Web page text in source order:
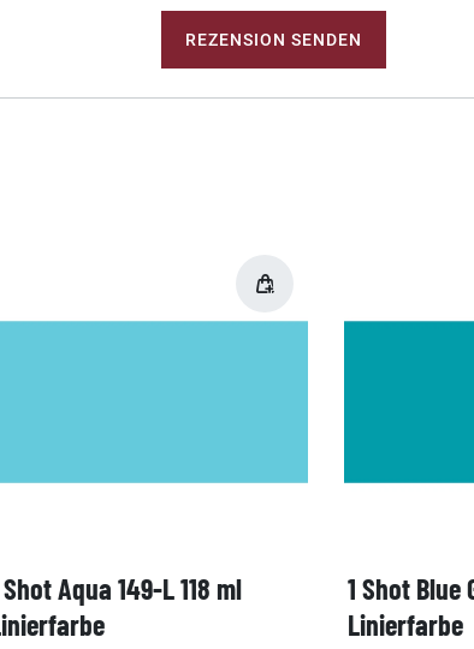
REZENSION SENDEN
Shot Aqua 149-L 118 ml
1 Shot Blue
Linierfarbe